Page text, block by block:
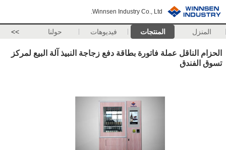
Winnsen Industry Co., Ltd.
المنزل المنتجات فيديوهات حولنا >>
الحزام الناقل عملة فاتورة بطاقة دفع زجاجة النبيذ آلة البيع لمركز
تسوق الفندق